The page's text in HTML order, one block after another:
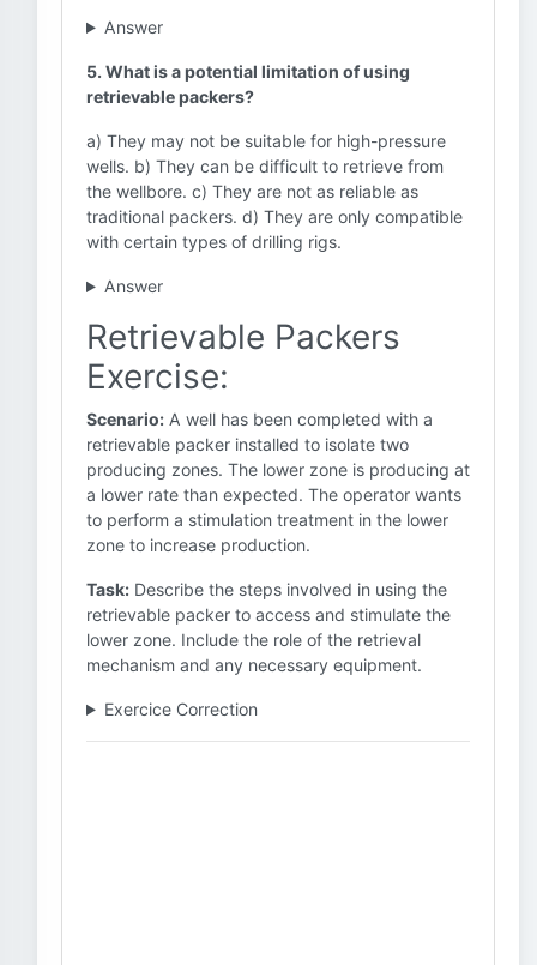
Answer
5. What is a potential limitation of using
retrievable packers?
a) They may not be suitable for high-pressure
wells. b) They can be difficult to retrieve from
the wellbore. c) They are not as reliable as
traditional packers. d) They are only compatible
with certain types of drilling rigs.
Answer
Retrievable Packers
Exercise:
Scenario: A well has been completed with a
retrievable packer installed to isolate two
producing zones. The lower zone is producing at
a lower rate than expected. The operator wants
to perform a stimulation treatment in the lower
zone to increase production.
Task: Describe the steps involved in using the
retrievable packer to access and stimulate the
lower zone. Include the role of the retrieval
mechanism and any necessary equipment.
Exercice Correction